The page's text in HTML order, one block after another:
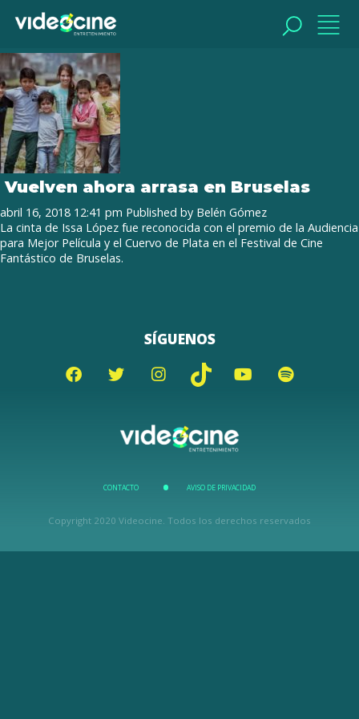
Tag Archive: Festival de Cine
Fantástico de Bruselas.
Vuelven ahora arrasa en Bruselas
abril 16, 2018 12:41 pm Published by Belén Gómez
La cinta de Issa López fue reconocida con el premio de la Audiencia
para Mejor Película y el Cuervo de Plata en el Festival de Cine
Fantástico de Bruselas.
SÍGUENOS
CONTACTO AVISO DE PRIVACIDAD
Copyright 2020 Videocine. Todos los derechos reservados